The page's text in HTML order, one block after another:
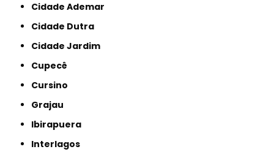
Cidade Ademar
Cidade Dutra
Cidade Jardim
Cupecê
Cursino
Grajau
Ibirapuera
Interlagos